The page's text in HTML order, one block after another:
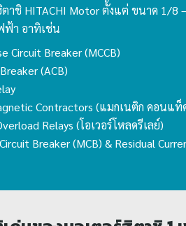
ตาชิ HITACHI Motor ตั้งแต่ ขนาด 1/
ฟ้า อาทิเช่น
Circuit Breaker (MCCB)
(ACB)
Contractors (แมกเนติก คอนแท็
Relays (โอเวอร์โหลดรีเลย์)
Breaker (MCB) & Residual